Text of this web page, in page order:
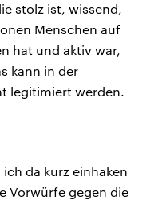
stolz ist, wissend,
Menschen auf
hat und aktiv war,
kann in der
legitimiert werden.
da kurz einhaken
Vorwürfe gegen die